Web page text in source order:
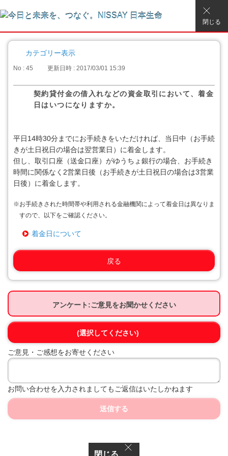
閉じる
カテゴリー表示
No : 45 更新日時 : 2017/03/01 15:39
契約貸付金の借入れなどの資金取引において、着金
日はいつになりますか。
平日14時30分までにお手続きをいただければ、当日中（お手続
きが土日祝日の場合は翌営業日）に着金します。
但し、取引口座（送金口座）がゆうちょ銀行の場合、お手続き
時間に関係なく2営業日後（お手続きが土日祝日の場合は3営業
日後）に着金します。
※お手続きされた時間帯や利用される金融機関によって着金日は異なりま
すので、以下をご確認ください。
着金日について
戻る
アンケート:ご意見をお聞かせください
(選択してください)
ご意見・ご感想をお寄せください
お問い合わせを入力されましてもご返信はいたしかねます
送信する
閉じる